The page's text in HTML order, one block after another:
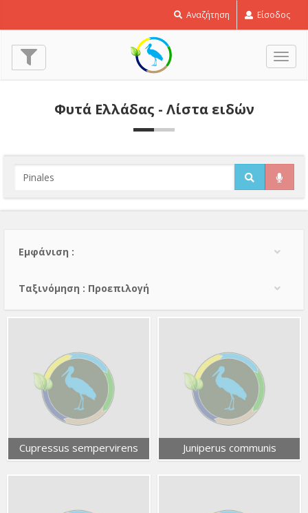
Αναζήτηση Είσοδος
Φυτά Ελλάδας - Λίστα ειδών
Εμφάνιση :
Тαξινόμηση : Προεπιλογή
Cupressus sempervirens Juniperus communis